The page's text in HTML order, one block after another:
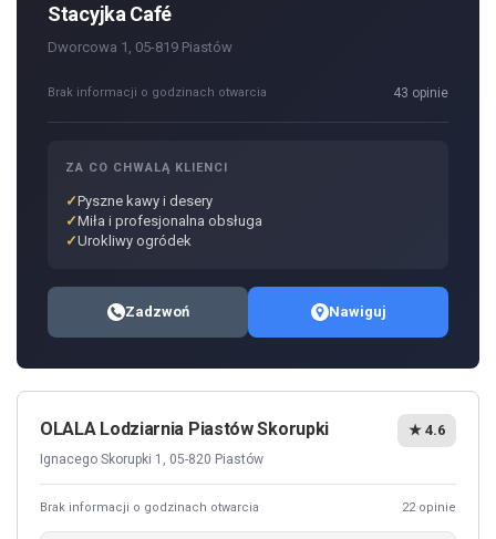
Stacyjka Café
Dworcowa 1, 05-819 Piastów
Brak informacji o godzinach otwarcia 43 opinie
ZA CO CHWALĄ KLIENCI
Pyszne kawy i desery
Miła i profesjonalna obsługa
Urokliwy ogródek
Zadzwoń Nawiguj
OLALA Lodziarnia Piastów Skorupki
Ignacego Skorupki 1, 05-820 Piastów
★ 4.6
Brak informacji o godzinach otwarcia 22 opinie